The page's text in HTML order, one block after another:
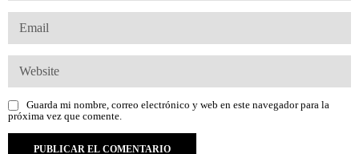
Guarda mi nombre, correo electrónico y web en este navegador para la
próxima vez que comente.